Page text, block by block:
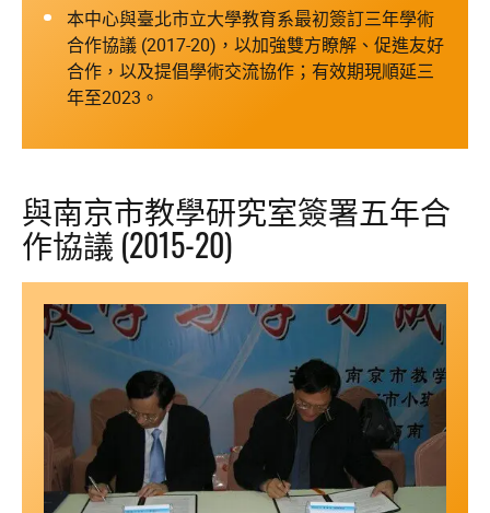
本中心與臺北市立大學教育系最初簽訂三年學術
合作協議 (2017-20)，以加強雙方瞭解、促進友好
合作，以及提倡學術交流協作；有效期現順延三
年至2023。
與南京市教學研究室簽署五年合
作協議 (2015-20)